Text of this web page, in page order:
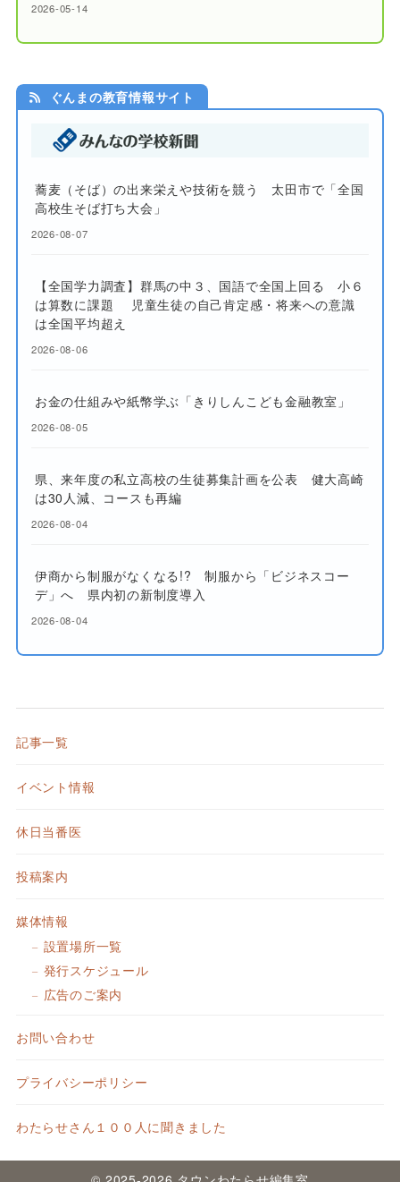
2026-05-14
ぐんまの教育情報サイト
蕎麦（そば）の出来栄えや技術を競う 太田市で「全国
高校生そば打ち大会」
2026-08-07
【全国学力調査】群馬の中３、国語で全国上回る 小６
は算数に課題 児童生徒の自己肯定感・将来への意識
は全国平均超え
2026-08-06
お金の仕組みや紙幣学ぶ「きりしんこども金融教室」
2026-08-05
県、来年度の私立高校の生徒募集計画を公表 健大高崎
は30人減、コースも再編
2026-08-04
伊商から制服がなくなる!? 制服から「ビジネスコー
デ」へ 県内初の新制度導入
2026-08-04
記事一覧
イベント情報
休日当番医
投稿案内
媒体情報
設置場所一覧
発行スケジュール
広告のご案内
お問い合わせ
プライバシーポリシー
わたらせさん１００人に聞きました